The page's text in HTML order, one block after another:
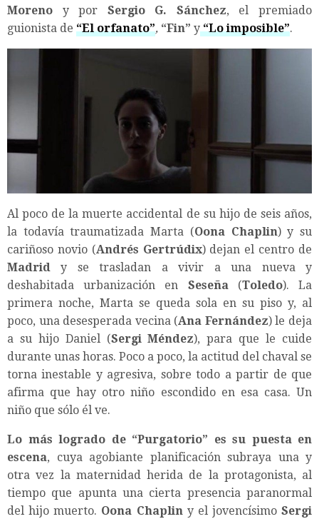
Moreno y por Sergio G. Sánchez, el premiado
guionista de “El orfanato”, “Fin” y “Lo imposible”.
Al poco de la muerte accidental de su hijo de seis años,
la todavía traumatizada Marta (Oona Chaplin) y su
cariñoso novio (Andrés Gertrúdix) dejan el centro de
Madrid y se trasladan a vivir a una nueva y
deshabitada urbanización en Seseña(Toledo). La
primera noche, Marta se queda sola en su piso y, al
poco, una desesperada vecina (Ana Fernández) le deja
a su hijo Daniel (Sergi Méndez), para que le cuide
durante unas horas. Poco a poco, la actitud del chaval se
torna inestable y agresiva, sobre todo a partir de que
afirma que hay otro niño escondido en esa casa. Un
niño que sólo él ve.
Lo más logrado de “Purgatorio” es su puesta en
escena, cuya agobiante planificación subraya una y
otra vez la maternidad herida de la protagonista, al
tiempo que apunta una cierta presencia paranormal
del hijo muerto. Oona Chapliny el jovencísimo Sergi